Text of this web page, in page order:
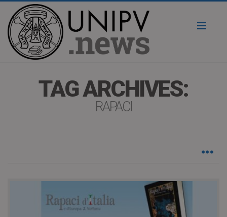
TAG ARCHIVES:
RAPACI